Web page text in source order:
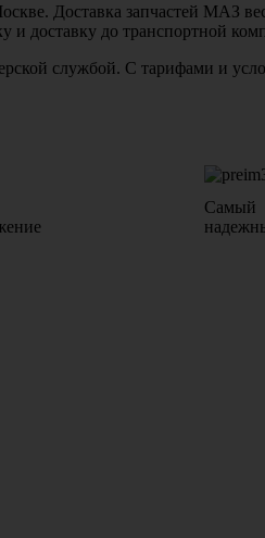
Москве. Доставка запчастей
и доставку до транспортной
службой. С тарифами и
Самый